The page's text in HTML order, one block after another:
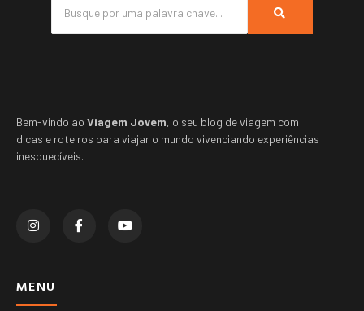
Bem-vindo ao Viagem Jovem, o seu blog de viagem com
dicas e roteiros para viajar o mundo vivenciando experiências
inesquecíveis.
MENU